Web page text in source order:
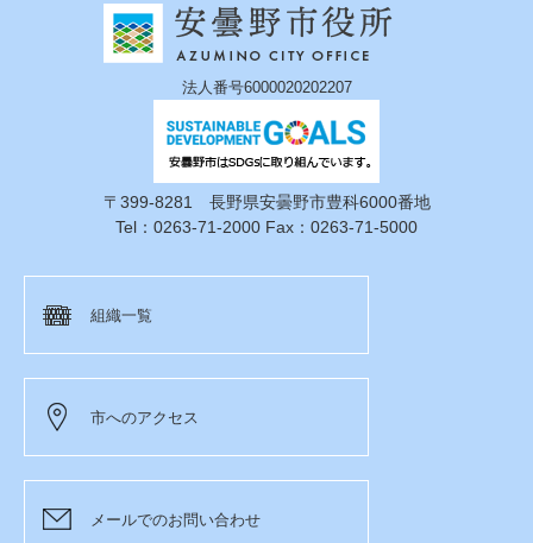
法人番号6000020202207
〒399-8281 長野県安曇野市豊科6000番地
Tel：0263-71-2000 Fax：0263-71-5000
組織一覧
市へのアクセス
メールでのお問い合わせ